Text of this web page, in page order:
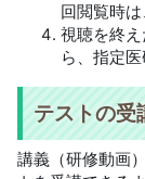
回閲覧時
視聴を終
ら、指定
テストの受
講義（研修動画